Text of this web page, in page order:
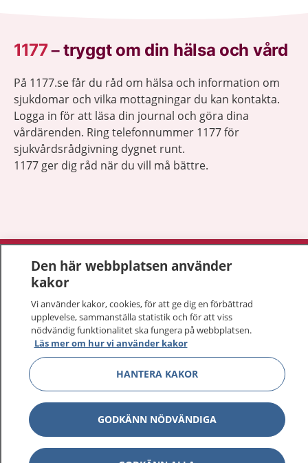
1177–tryggt om din hälsa och vård
På 1177.se får du råd om hälsa och information om
sjukdomar och vilka mottagningar du kan kontakta.
Logga in för att läsa din journal och göra dina
vårdärenden. Ring telefonnummer 1177 för
sjukvårdsrådgivning dygnet runt.
1177 ger dig råd när du vill må bättre.
1177 på flera språk
Kontakt
Behandling av personuppgifter
Hantering av kakor
Inställningar för kakor
Den här webbplatsen använder
kakor
Vi använder kakor, cookies, för att ge dig en förbättrad
upplevelse, sammanställa statistik och för att viss
nödvändig funktionalitet ska fungera på webbplatsen.
Läs mer om hur vi använder kakor
HANTERA KAKOR
GODKÄNN NÖDVÄNDIGA